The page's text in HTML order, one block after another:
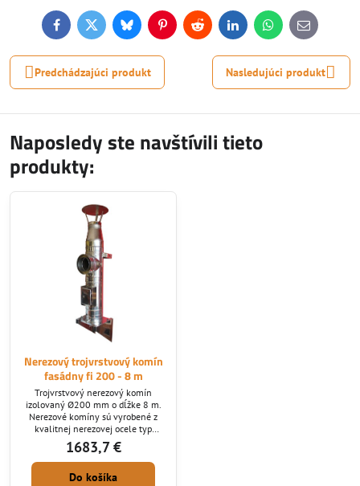
FacebookTwitterBlueskyPinterestReddit LinkedInWhatsApp
E-
mail
Predchádzajúci produkt Nasledujúci produkt
Naposledy ste navštívili tieto
produkty:
Nerezový trojvrstvový komín
fasádny fi 200 - 8 m
Trojvrstvový nerezový komín
izolovaný Ø200 mm o dĺžke 8 m.
Nerezové komíny sú vyrobené z
kvalitnej nerezovej ocele typ
1.4404 o hrúbke 0,6 mm a hrúbka
izolácie je 5 cm. Nerezové
izolované komíny sú obľúbené pre
svoj vzhľad, kvalitu a bezpečnosť a
1683,7 €
Do košíka